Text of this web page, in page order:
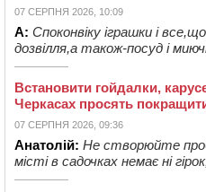
07 СЕРПНЯ 2026, 10:09
А: Споконвіку іграшки і
дозвілля,а також-посуд і
Встановити гойдалки,
Черкасах просять
07 СЕРПНЯ 2026, 09:36
Анатолій: Не створюйте
місті в садочках немає ні